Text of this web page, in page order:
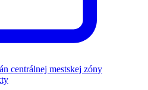
centrálnej mestskej zóny